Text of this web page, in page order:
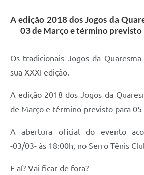
Lei Aldir Blanc
Emissão de Contracheque
Chamamento Público
Convênios
Arquivos para Download
SIC
FAQ
A edição 2018 dos Jogos da
03 de Março e término previsto
Os tradicionais Jogos da
sua XXXI edição.
A edição 2018 dos Jogos da
de Março e término previsto para 05
A abertura oficial do evento
-03/03- às 18:00h, no Serro Tênis
E aí? Vai ficar de fora?